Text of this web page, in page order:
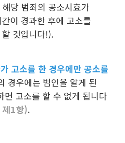
해당 범죄의 공소시효가
이 경과한 후에 고소를
것입니다!).
고소를 한 경우에만 공소를
경우에는 범인을 알게 된
면 고소를 할 수 없게 됩니다
1항).